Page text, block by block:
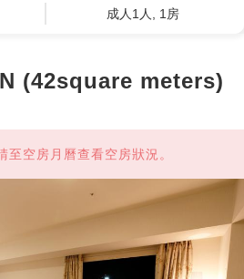
成人1人, 1房
(42square meters)
至空房月曆查看空房狀況。